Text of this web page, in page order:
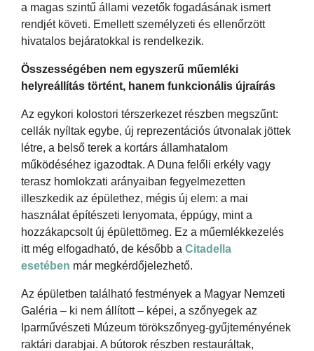
a magas szintű állami vezetők fogadásának ismert
rendjét követi. Emellett személyzeti és ellenőrzött
hivatalos bejáratokkal is rendelkezik.
Összességében nem egyszerű műemléki
helyreállítás történt, hanem funkcionális újraírás
Az egykori kolostori térszerkezet részben megszűnt:
cellák nyíltak egybe, új reprezentációs útvonalak jöttek
létre, a belső terek a kortárs államhatalom
működéséhez igazodtak. A Duna felőli erkély vagy
terasz homlokzati arányaiban fegyelmezetten
illeszkedik az épülethez, mégis új elem: a mai
használat építészeti lenyomata, éppúgy, mint a
hozzákapcsolt új épülettömeg. Ez a műemlékkezelés
itt még elfogadható, de később a Citadella
esetében már megkérdőjelezhető.
Az épületben található festmények a Magyar Nemzeti
Galéria – ki nem állított – képei, a szőnyegek az
Iparművészeti Múzeum törökszőnyeg-gyűjteményének
raktári darabjai. A bútorok részben restauráltak,